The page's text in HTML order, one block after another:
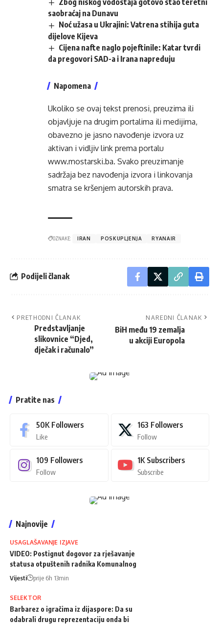
Zbog niskog vodostaja gotovo stao teretni
saobraćaj na Dunavu
Noć užasa u Ukrajini: Vatrena stihija guta
dijelove Kijeva
Cijena nafte naglo pojeftinile: Katar tvrdi
da pregovori SAD-a i Irana napreduju
Napomena
Ukoliko se ovaj tekst prenosi, preuzima ili
objavljuje na drugim portalima ili medijima,
obavezno je jasno navođenje izvora uz
aktivan i vidljiv link prema portalu
www.mostarski.ba. Svako preuzimanje
sadržaja bez navođenja izvora i linkovanja
smatra se kršenjem autorskih prava.
OZNAKE: IRAN POSKUPLJENJA RYANAIR
Podijeli članak
PRETHODNI ČLANAK
Predstavljanje
slikovnice “Djed,
dječak i računalo”
NAREDNI ČLANAK
BiH među 19 zemalja
u akciji Europola
Pratite nas
50K Followers
Like
163 Followers
Follow
109 Followers
Follow
1K Subscribers
Subscribe
Najnovije
USAGLAŠAVANJE IZJAVE
VIDEO: Postignut dogovor za rješavanje
statusa otpuštenih radnika Komunalnog
Vijesti prije 6h 13min
SELEKTOR
Barbarez o igračima iz dijaspore: Da su
odabrali drugu reprezentaciju onda bi